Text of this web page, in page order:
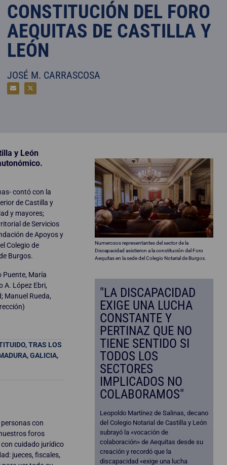
CONSTITUCIÓN DEL FORO
AEQUITAS DE CASTILLA Y
LEÓN
JOSÉ M. CARRASCOSA
y León
contó con la
de Castilla y
y mayores;
de Servicios
de Apoyos y
Colegio de
Burgos.
Puente, María
A. López Ebri,
Manuel Rueda,
TRAS LOS
GALICIA,
personas con
foros
cuidado jurídico
jueces, fiscales,
Numerosos representantes del sector de la
Discapacidad asistieron a la constitución del Foro
Aequitas en la sede del Colegio Notarial de Burgos.
"LA DISCAPACIDAD
EXIGE UNA LUCHA
CONSTANTE Y
PERTINAZ QUE NO
TIENE SENTIDO SI
TODOS LOS
SECTORES
IMPLICADOS NO
COLABORAMOS"
Leopoldo Martínez de Salinas, decano
del Colegio Notarial de Castilla y León
subrayó la «vocación de
colaboración» de Aequitas desde su
creación y recordó que la
discapacidad «exige una lucha